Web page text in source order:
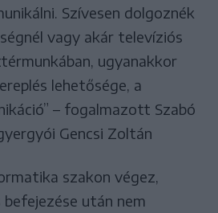
Szívesen dolgoznék
vagy akár televíziós
ugyanakkor
lehetősége, a
– fogalmazott Szabó
Gencsi Zoltán
szakon végez,
befejezése után nem